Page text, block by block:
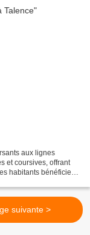
aux lignes
et coursives, offrant
habitants bénéficient
suivante >